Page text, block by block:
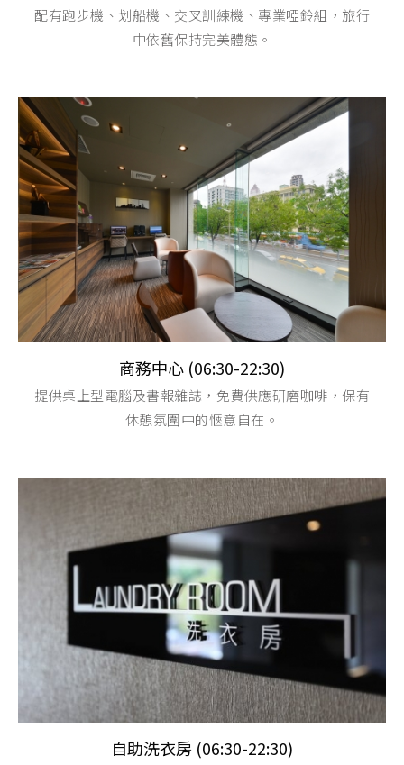
配有跑步機、划船機、交叉訓練機、專業啞鈴組，旅行
中依舊保持完美體態。
商務中心 (06:30-22:30)
提供桌上型電腦及書報雜誌，免費供應研磨咖啡，保有
休憩氛圍中的愜意自在。
自助洗衣房 (06:30-22:30)